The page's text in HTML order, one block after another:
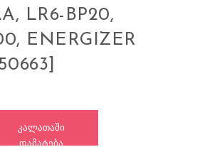
LR6-BP20,
ENERGIZER
ᲙᲐᲚᲐᲗᲐᲨᲘ
ᲓᲐᲛᲐᲢᲔᲑᲐ